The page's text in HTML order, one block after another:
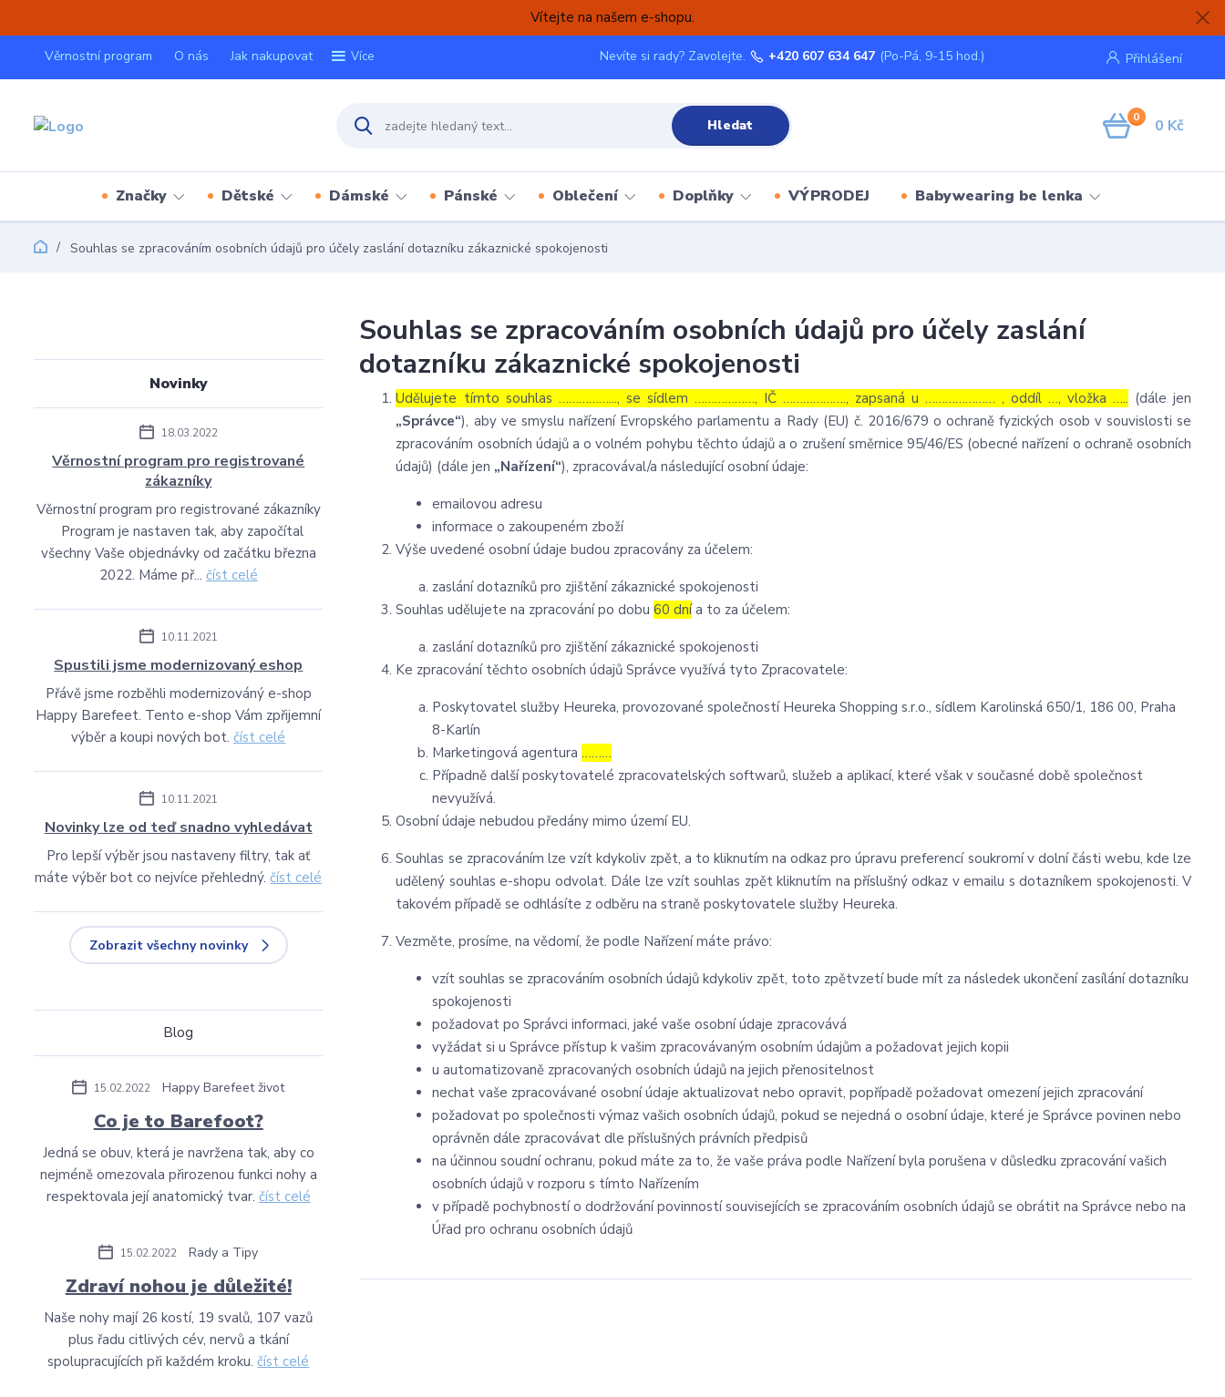
Vítejte na našem e-shopu.
Věrnostní program O nás Jak nakupovat Více Přihlášení
Hledat
Nevíte si rady? Zavolejte. +420 607 634 647 (Po-Pá, 9-15 hod.)
0 0 Kč
Značky Dětské Dámské Pánské Oblečení Doplňky VÝPRODEJ Babywearing be lenka
Souhlas se zpracováním osobních údajů pro účely zaslání dotazníku zákaznické spokojenosti
Novinky
18.03.2022
Věrnostní program pro registrované
zákazníky
Věrnostní program pro registrované zákazníky
Program je nastaven tak, aby započítal
všechny Vaše objednávky od začátku března
2022. Máme př... číst celé
10.11.2021
Spustili jsme modernizovaný eshop
Přávě jsme rozběhli modernizováný e-shop
Happy Barefeet. Tento e-shop Vám zpřijemní
výběr a koupi nových bot.číst celé
10.11.2021
Novinky lze od teď snadno vyhledávat
Pro lepší výběr jsou nastaveny filtry, tak ať
máte výběr bot co nejvíce přehledný.číst celé
Zobrazit všechny novinky
Blog
15.02.2022 Happy Barefeet život
Co je to Barefoot?
Jedná se obuv, která je navržena tak, aby co
nejméně omezovala přirozenou funkci nohy a
respektovala její anatomický tvar. číst celé
15.02.2022 Rady a Tipy
Zdraví nohou je důležité!
Naše nohy mají 26 kostí, 19 svalů, 107 vazů
plus řadu citlivých cév, nervů a tkání
spolupracujících při každém kroku.číst celé
Souhlas se zpracováním osobních údajů pro účely zaslání
dotazníku zákaznické spokojenosti
Udělujete tímto souhlas ……………..., se sídlem ………………, IČ ………………., zapsaná u ………………… , oddíl …, vložka ….. (dále jen
„Správce“), aby ve smyslu nařízení Evropského parlamentu a Rady (EU) č. 2016/679 o ochraně fyzických osob v souvislosti se
zpracováním osobních údajů a o volném pohybu těchto údajů a o zrušení směrnice 95/46/ES (obecné nařízení o ochraně osobních
údajů) (dále jen „Nařízení“), zpracovával/a následující osobní údaje:
emailovou adresu
informace o zakoupeném zboží
Výše uvedené osobní údaje budou zpracovány za účelem:
zaslání dotazníků pro zjištění zákaznické spokojenosti
Souhlas udělujete na zpracování po dobu60 dnía to za účelem:
zaslání dotazníků pro zjištění zákaznické spokojenosti
Ke zpracování těchto osobních údajů Správce využívá tyto Zpracovatele:
Poskytovatel služby Heureka, provozované společností Heureka Shopping s.r.o., sídlem Karolinská 650/1, 186 00, Praha
8-Karlín
Marketingová agentura………
Případně další poskytovatelé zpracovatelských softwarů, služeb a aplikací, které však v současné době společnost
nevyužívá.
Osobní údaje nebudou předány mimo území EU.
Souhlas se zpracováním lze vzít kdykoliv zpět, a to kliknutím na odkaz pro úpravu preferencí soukromí v dolní části webu, kde lze
udělený souhlas e-shopu odvolat. Dále lze vzít souhlas zpět kliknutím na příslušný odkaz v emailu s dotazníkem spokojenosti. V
takovém případě se odhlásíte z odběru na straně poskytovatele služby Heureka.
Vezměte, prosíme, na vědomí, že podle Nařízení máte právo:
vzít souhlas se zpracováním osobních údajů kdykoliv zpět, toto zpětvzetí bude mít za následek ukončení zasílání dotazníku
spokojenosti
požadovat po Správci informaci, jaké vaše osobní údaje zpracovává
vyžádat si u Správce přístup k vašim zpracovávaným osobním údajům a požadovat jejich kopii
u automatizovaně zpracovaných osobních údajů na jejich přenositelnost
nechat vaše zpracovávané osobní údaje aktualizovat nebo opravit, popřípadě požadovat omezení jejich zpracování
požadovat po společnosti výmaz vašich osobních údajů, pokud se nejedná o osobní údaje, které je Správce povinen nebo
oprávněn dále zpracovávat dle příslušných právních předpisů
na účinnou soudní ochranu, pokud máte za to, že vaše práva podle Nařízení byla porušena v důsledku zpracování vašich
osobních údajů v rozporu s tímto Nařízením
v případě pochybností o dodržování povinností souvisejících se zpracováním osobních údajů se obrátit na Správce nebo na
Úřad pro ochranu osobních údajů